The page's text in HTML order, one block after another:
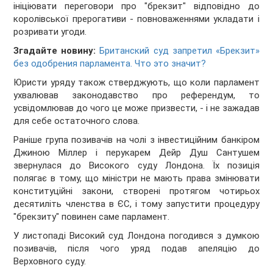
ініціювати переговори про "брекзит" відповідно до
королівської прерогативи - повноваженнями укладати і
розривати угоди.
Згадайте новину:Британский суд запретил «Брекзит»
без одобрения парламента. Что это значит?
Юристи уряду також стверджують, що коли парламент
ухвалював законодавство про референдум, то
усвідомлював до чого це може призвести, - і не зажадав
для себе остаточного слова.
Раніше група позивачів на чолі з інвестиційним банкіром
Джиною Міллер і перукарем Дейр Душ Сантушем
звернулася до Високого суду Лондона. Їх позиція
полягає в тому, що міністри не мають права змінювати
конституційні закони, створені протягом чотирьох
десятиліть членства в ЄС, і тому запустити процедуру
"брекзиту" повинен саме парламент.
У листопаді Високий суд Лондона погодився з думкою
позивачів, після чого уряд подав апеляцію до
Верховного суду.